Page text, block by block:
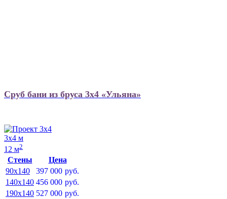
Сруб бани из бруса 3х4 «Ульяна»
3х4 м
12 м2
Стены
Цена
90x140
397 000 руб.
140x140 456 000 руб.
190x140 527 000 руб.